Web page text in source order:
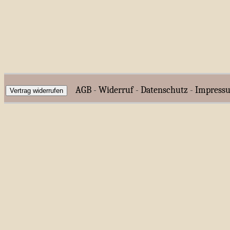
Vertrag widerrufen AGB - Widerruf- Datenschutz -